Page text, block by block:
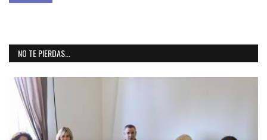
NO TE PIERDAS...